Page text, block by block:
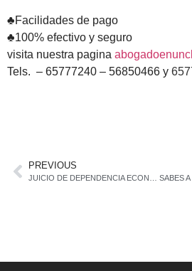
♣Facilidades de pago
♣100% efectivo y seguro
visita nuestra pagina
Tels. – 65777240 – 56850466 y
PREVIOUS